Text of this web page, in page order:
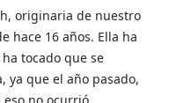
originaria de nuestro
hace 16 años. Ella ha
tocado que se
ya que el año pasado,